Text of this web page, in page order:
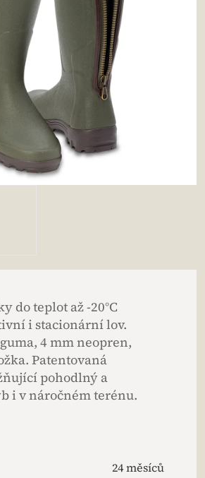
do teplot až -20°C
i stacionární lov.
4 mm neopren,
Patentovaná
pohodlný a
i v náročném terénu.
24 měsíců